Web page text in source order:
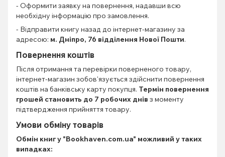
- Оформити заявку на повернення, надавши всю
необхідну інформацію про замовлення.
- Відправити книгу назад до інтернет-магазину за
адресою: м. Дніпро, 76 відділення Нової Пошти.
Повернення коштів
Після отримання та перевірки поверненого товару,
інтернет-магазин зобов'язується здійснити повернення
коштів на банківську карту покупця. Термін повернення
грошей становить до 7 робочих днів з моменту
підтвердження прийняття товару.
Умови обміну товарів
Обмін книгу "Bookhaven.com.ua" можливий у таких
випадках: